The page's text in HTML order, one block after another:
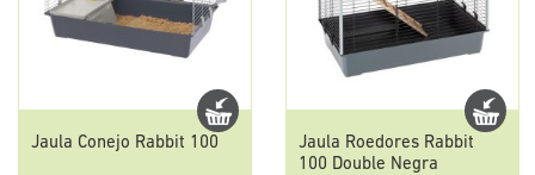
Jaula Conejo Rabbit 100
Jaula Roedores Rabbit
100 Double Negra